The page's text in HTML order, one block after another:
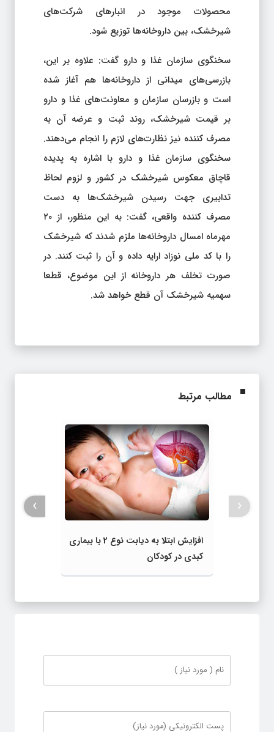
محصولات موجود در انبارهای شرکت‌های
شیرخشک، بین داروخانه‌ها توزیع شود.
سخنگوی سازمان غذا و دارو گفت: علاوه بر این،
بازرسی‌های میدانی از داروخانه‌ها هم آغاز شده
است و بازرسان سازمان و معاونت‌های غذا و دارو
بر قیمت شیرخشک، روند ثبت و عرضه آن به
مصرف کننده نیز نظارت‌های لازم را انجام می‌دهند.
سخنگوی سازمان غذا و دارو با اشاره به پدیده
قاچاق معکوس شیرخشک در کشور و لزوم لحاظ
تدابیری جهت رسیدن شیرخشک‌ها به دست
مصرف کننده واقعی، گفت: به این منظور، از ۲۰
مهرماه امسال داروخانه‌ها ملزم شدند که شیرخشک
را با کد ملی نوزاد ارایه داده و آن را ثبت کنند. در
صورت تخلف هر داروخانه از این موضوع، قطعا
سهمیه شیرخشک آن قطع خواهد شد.
مطالب مرتبط
افزایش ابتلا به دیابت نوع 2 با بیماری
کبدی در کودکان
‹
›